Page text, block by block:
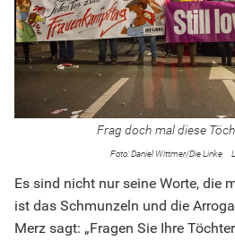
Frag doch mal diese
Daniel Wittmer/Die Linke
Es sind nicht nur seine Worte, die
ist das Schmunzeln und die
Merz sagt: „Fragen Sie Ihre